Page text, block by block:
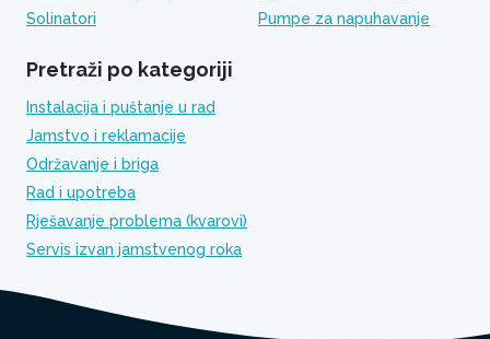
Solinatori
Pumpe za napuhavanje
Pretraži po kategoriji
Instalacija i puštanje u rad
Jamstvo i reklamacije
Održavanje i briga
Rad i upotreba
Rješavanje problema (kvarovi)
Servis izvan jamstvenog roka